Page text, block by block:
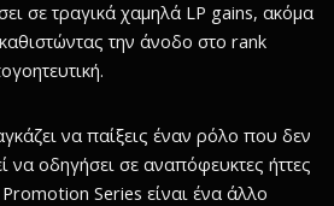
σε τραγικά χαμηλά LP gains, ακόμα
την άνοδο στο rank
να παίξεις έναν ρόλο που δεν
να οδηγήσει σε αναπόφευκτες ήττες
Series είναι ένα άλλο